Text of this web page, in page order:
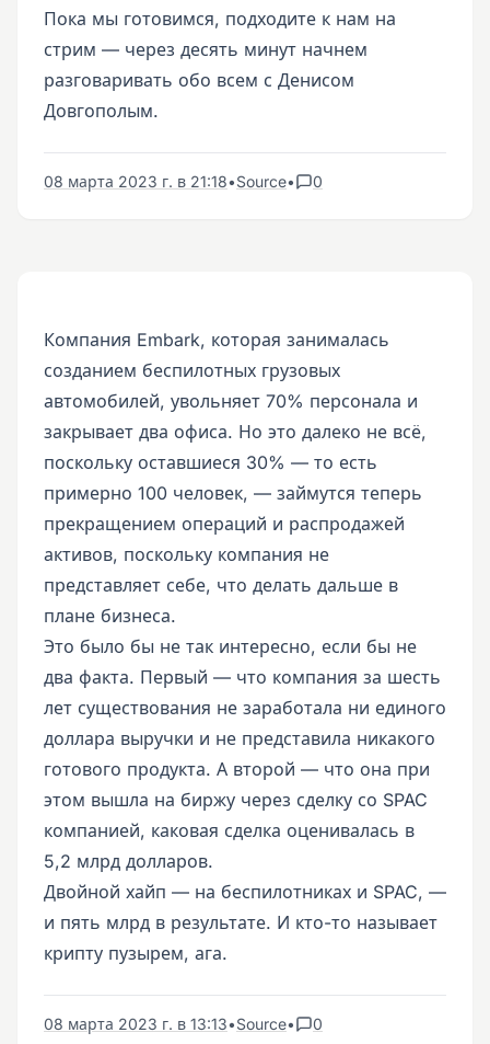
Пока мы готовимся, подходите к нам на
стрим — через десять минут начнем
разговаривать обо всем с Денисом
Довгополым.
08 марта 2023 г. в 21:18•Source• 0
Компания Embark, которая занималась
созданием беспилотных грузовых
автомобилей, увольняет 70% персонала и
закрывает два офиса. Но это далеко не всё,
поскольку оставшиеся 30% — то есть
примерно 100 человек, — займутся теперь
прекращением операций и распродажей
активов, поскольку компания не
представляет себе, что делать дальше в
плане бизнеса.
Это было бы не так интересно, если бы не
два факта. Первый — что компания за шесть
лет существования не заработала ни единого
доллара выручки и не представила никакого
готового продукта. А второй — что она при
этом вышла на биржу через сделку со SPAC
компанией, каковая сделка оценивалась в
5,2 млрд долларов.
Двойной хайп — на беспилотниках и SPAC, —
и пять млрд в результате. И кто-то называет
крипту пузырем, ага.
08 марта 2023 г. в 13:13•Source• 0